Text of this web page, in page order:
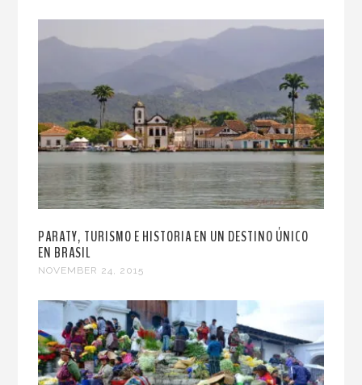
PARATY, TURISMO E HISTORIA EN UN DESTINO ÚNICO
EN BRASIL
NOVEMBER 24, 2015